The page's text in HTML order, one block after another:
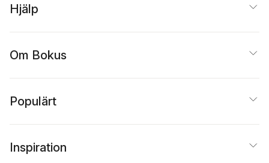
Hjälp
Om Bokus
Populärt
Inspiration